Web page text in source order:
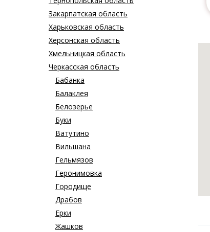
Закарпатская область
Харьковская область
Херсонская область
Хмельницкая область
Черкасская область
Бабанка
Балаклея
Белозерье
Буки
Ватутино
Вильшана
Гельмязов
Геронимовка
Городище
Драбов
Ерки
Жашков